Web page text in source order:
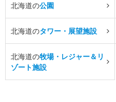
北海道の公園
北海道のタワー・展望施設
北海道の牧場・レジャー＆リ
ゾート施設